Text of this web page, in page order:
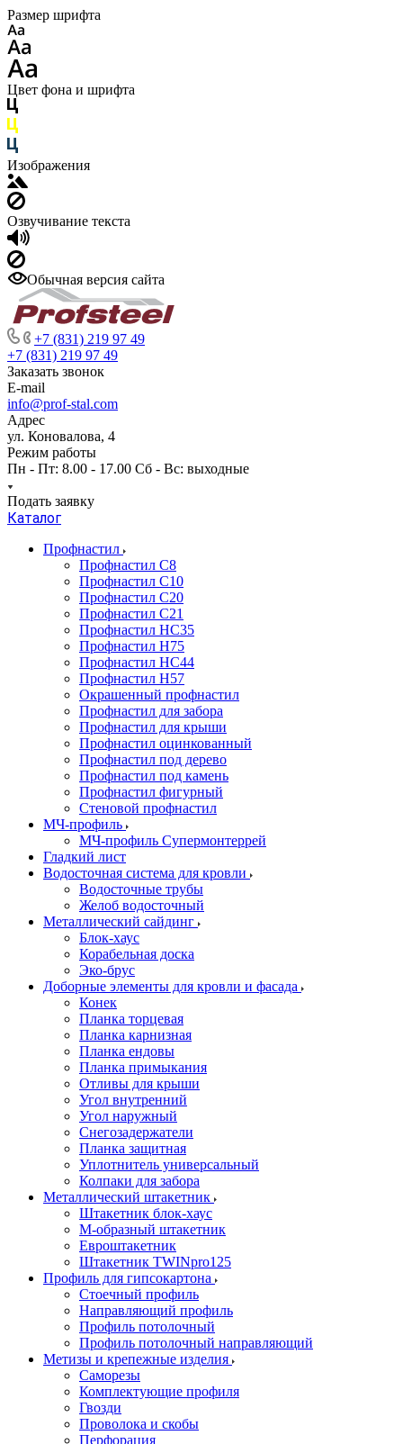
Размер шрифта
Цвет фона и шрифта
Изображения
Озвучивание текста
Обычная версия сайта
+7 (831) 219 97 49
+7 (831) 219 97 49
Заказать звонок
E-mail
info@prof-stal.com
Адрес
ул. Коновалова, 4
Режим работы
Пн - Пт: 8.00 - 17.00 Сб - Вс: выходные
Подать заявку
Каталог
Профнастил
Профнастил С8
Профнастил С10
Профнастил С20
Профнастил С21
Профнастил НС35
Профнастил Н75
Профнастил HC44
Профнастил Н57
Окрашенный профнастил
Профнастил для забора
Профнастил для крыши
Профнастил оцинкованный
Профнастил под дерево
Профнастил под камень
Профнастил фигурный
Стеновой профнастил
МЧ-профиль
МЧ-профиль Супермонтеррей
Гладкий лист
Водосточная система для кровли
Водосточные трубы
Желоб водосточный
Металлический сайдинг
Блок-хаус
Корабельная доска
Эко-брус
Доборные элементы для кровли и фасада
Конек
Планка торцевая
Планка карнизная
Планка ендовы
Планка примыкания
Отливы для крыши
Угол внутренний
Угол наружный
Снегозадержатели
Планка защитная
Уплотнитель универсальный
Колпаки для забора
Металлический штакетник
Штакетник блок-хаус
М-образный штакетник
Евроштакетник
Штакетник TWINpro125
Профиль для гипсокартона
Стоечный профиль
Направляющий профиль
Профиль потолочный
Профиль потолочный направляющий
Метизы и крепежные изделия
Саморезы
Комплектующие профиля
Гвозди
Проволока и скобы
Перфорация